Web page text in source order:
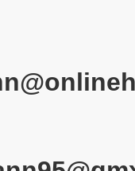
am Platz
mit dem
mit dem Volk
und